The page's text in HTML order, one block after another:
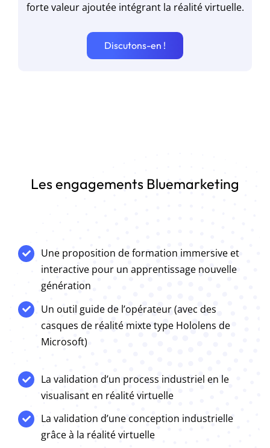
forte valeur ajoutée intégrant la réalité virtuelle.
Discutons-en !
Les engagements Bluemarketing
Une proposition de formation immersive et
interactive pour un apprentissage nouvelle
génération
Un outil guide de l’opérateur (avec des
casques de réalité mixte type Hololens de
Microsoft)
La validation d’un process industriel en le
visualisant en réalité virtuelle
La validation d’une conception industrielle
grâce à la réalité virtuelle